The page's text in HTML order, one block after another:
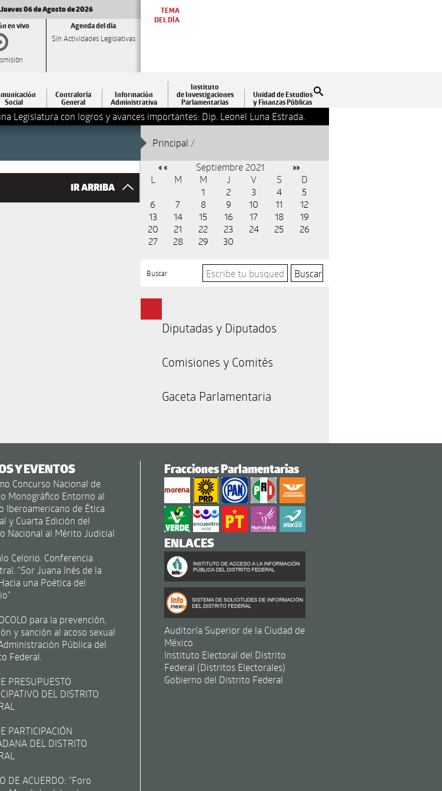
Jueves 06 de Agosto de 2026
en vivo Agenda del día
Sin Actividades Legislativas
TEMA
DEL DÍA
Social
Contraloría
General
Información
Administrativa
Instituto
de Investigaciones
Parlamentarias
Unidad de Estudios
y Finanzas Públicas
Legislatura con logros y avances importantes: Dip. Leonel Luna Estrada.
Principal /
IR ARRIBA
« « Septiembre 2021 »»
L M M J V S
D
1
2 3 4
5
6
7 8 9 10 11
12
13
14 15 16 17 18
19
20
21 22 23 24 25
26
27
28 29 30
Buscar
Diputadas y Diputados
Comisiones y Comités
Gaceta Parlamentaria
Y EVENTOS
Concurso Nacional de
Monográfico Entorno al
Iberoamericano de Ética
y Cuarta Edición del
Nacional al Mérito Judicial
Celorio. Conferencia
"Sor Juana Inés de la
una Poética del
para la prevención,
y sanción al acoso sexual
Pública del
Federal.
PRESUPUESTO
DEL DISTRITO
PARTICIPACIÓN
DEL DISTRITO
DE ACUERDO: "Foro
Fracciones Parlamentarias
ENLACES
Auditoría Superior de la Ciudad de
México
Instituto Electoral del Distrito
Federal (Distritos Electorales)
Gobierno del Distrito Federal